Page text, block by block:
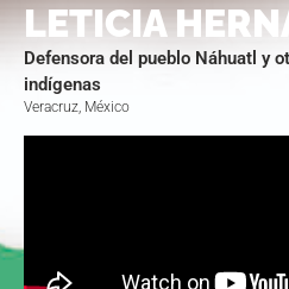
LETICIA
Defensora del pueblo Náhuatl y
indígenas
Veracruz, México